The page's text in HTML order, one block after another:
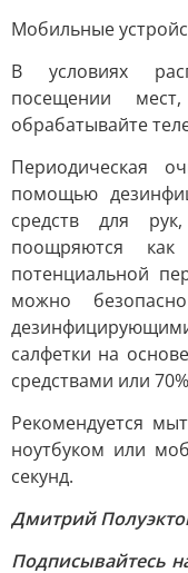
Мобильные
В условиях
посещении
обрабатывайте
Периодическая
помощью
средств для
поощряются
потенциальной
можно
салфетки на
средствами или
Рекомендуется
ноутбуком или
секунд.
Дмитрий
Подписывайтесь